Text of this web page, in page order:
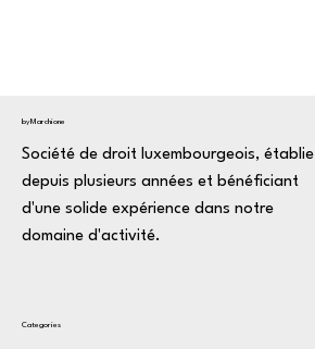
byMarchione
Société de droit luxembourgeois, établie
depuis plusieurs années et bénéficiant
d'une solide expérience dans notre
domaine d'activité.
Categories